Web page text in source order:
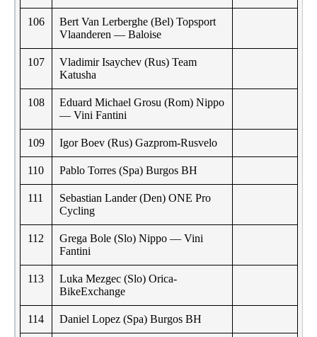
106
Bert Van Lerberghe (Bel) Topsport
Vlaanderen — Baloise
107
Vladimir Isaychev (Rus) Team
Katusha
108
Eduard Michael Grosu (Rom) Nippo
— Vini Fantini
109 Igor Boev (Rus) Gazprom-Rusvelo
110 Pablo Torres (Spa) Burgos BH
111
Sebastian Lander (Den) ONE Pro
Cycling
112
Grega Bole (Slo) Nippo — Vini
Fantini
113
Luka Mezgec (Slo) Orica-
BikeExchange
114 Daniel Lopez (Spa) Burgos BH